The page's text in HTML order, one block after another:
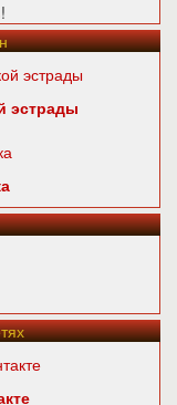
!
эстрады